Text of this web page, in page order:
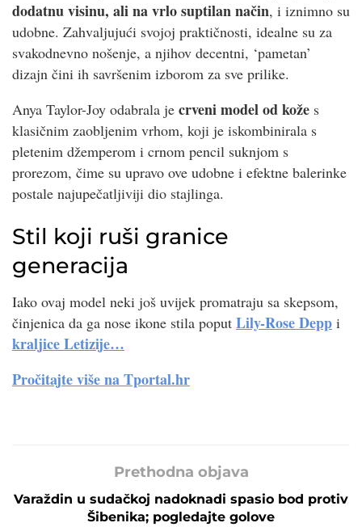
dodatnu visinu, ali na vrlo suptilan način, i iznimno su
udobne. Zahvaljujući svojoj praktičnosti, idealne su za
svakodnevno nošenje, a njihov decentni, ‘pametan’
dizajn čini ih savršenim izborom za sve prilike.
Anya Taylor-Joy odabrala je crveni model od kože s
klasičnim zaobljenim vrhom, koji je iskombinirala s
pletenim džemperom i crnom pencil suknjom s
prorezom, čime su upravo ove udobne i efektne balerinke
postale najupečatljiviji dio stajlinga.
Stil koji ruši granice
generacija
Iako ovaj model neki još uvijek promatraju sa skepsom,
činjenica da ga nose ikone stila poput Lily-Rose Depp i
kraljice Letizije…
Pročitajte više naTportal.hr
Prethodna objava
Varaždin u sudačkoj nadoknadi spasio bod protiv
Šibenika; pogledajte golove